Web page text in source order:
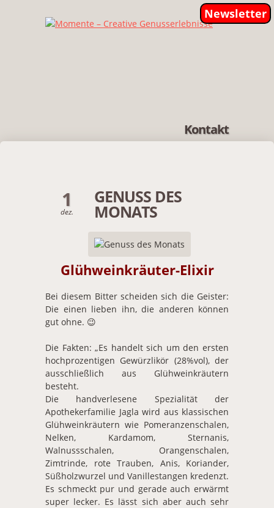
Newsletter
Kontakt
1
dez.
GENUSS DES
MONATS
Glühweinkräuter-Elixir
Bei diesem Bitter scheiden sich die Geister:
Die einen lieben ihn, die anderen können
gut ohne. 😉
Die Fakten: „Es handelt sich um den ersten
hochprozentigen Gewürzlikör (28%vol), der
ausschließlich aus Glühweinkräutern
besteht.
Die handverlesene Spezialität der
Apothekerfamilie Jagla wird aus klassischen
Glühweinkräutern wie Pomeranzenschalen,
Nelken, Kardamom, Sternanis,
Walnussschalen, Orangenschalen,
Zimtrinde, rote Trauben, Anis, Koriander,
Süßholzwurzel und Vanillestangen kredenzt.
Es schmeckt pur und gerade auch erwärmt
super lecker. Es lässt sich aber auch sehr